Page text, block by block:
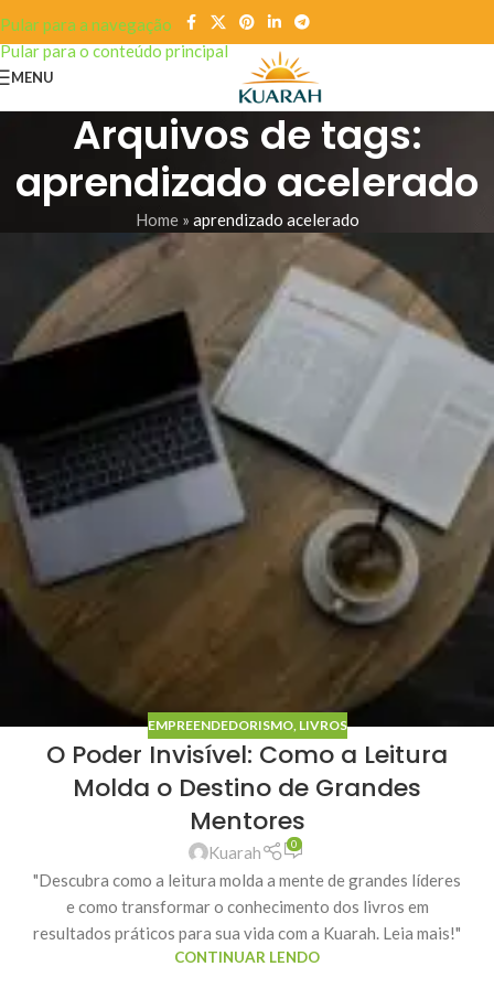
Pular para a navegação
Pular para o conteúdo principal
MENU
Arquivos de tags:
aprendizado acelerado
Home» aprendizado acelerado
EMPREENDEDORISMO, LIVROS
O Poder Invisível: Como a Leitura
Molda o Destino de Grandes
Mentores
Kuarah 0
"Descubra como a leitura molda a mente de grandes líderes
e como transformar o conhecimento dos livros em
resultados práticos para sua vida com a Kuarah. Leia mais!"
CONTINUAR LENDO